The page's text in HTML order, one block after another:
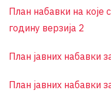
План набавки на које
годину верзија 2
План јавних набавки
План јавних набавки